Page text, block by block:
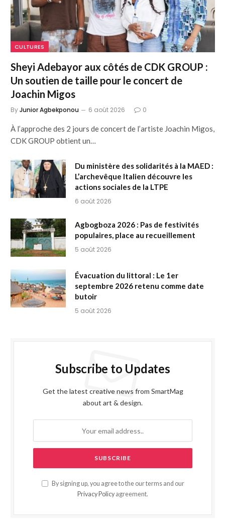
CULTURES
Sheyi Adebayor aux côtés de CDK GROUP :
Un soutien de taille pour le concert de
Joachin Migos
ByJunior Agbekponou 6 août 2026 0
À l’approche des 2 jours de concert de l’artiste Joachin Migos,
CDK GROUP obtient un…
Du ministère des solidarités à la MAED :
L’archevêque Italien découvre les
actions sociales de la LTPE
6 août 2026
Agbogboza 2026 : Pas de festivités
populaires, place au recueillement
5 août 2026
Évacuation du littoral : Le 1er
septembre 2026 retenu comme date
butoir
5 août 2026
Subscribe to Updates
Get the latest creative news from SmartMag
about art & design.
By signing up, you agree to the our terms and our
Privacy Policy agreement.